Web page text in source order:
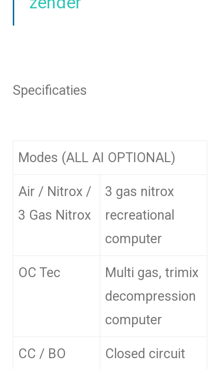
Specificaties
Modes (ALL AI OPTIONAL)
Air / Nitrox /
3 Gas Nitrox
3 gas nitrox
recreational
computer
OC Tec
Multi gas, trimix
decompression
computer
CC / BO
Closed circuit